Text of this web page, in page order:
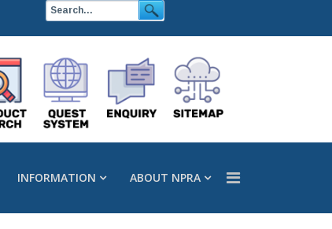
INFORMATION ABOUT NPRA